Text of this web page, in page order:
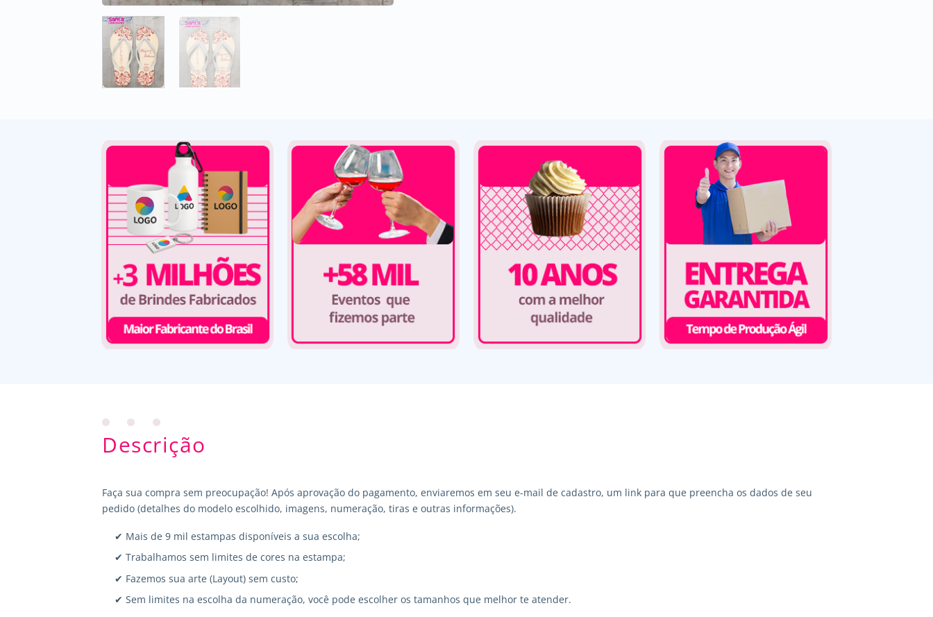
Descrição
Faça sua compra sem preocupação! Após aprovação do pagamento, enviaremos em seu e-mail de cadastro, um link para que preencha os dados de seu
pedido (detalhes do modelo escolhido, imagens, numeração, tiras e outras informações).
✔ Mais de 9 mil estampas disponíveis a sua escolha;
✔ Trabalhamos sem limites de cores na estampa;
✔ Fazemos sua arte (Layout) sem custo;
✔ Sem limites na escolha da numeração, você pode escolher os tamanhos que melhor te atender.